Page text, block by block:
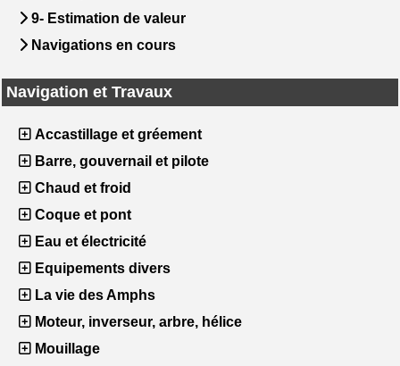
9- Estimation de valeur
Navigations en cours
Navigation et Travaux
Accastillage et gréement
Barre, gouvernail et pilote
Chaud et froid
Coque et pont
Eau et électricité
Equipements divers
La vie des Amphs
Moteur, inverseur, arbre, hélice
Mouillage